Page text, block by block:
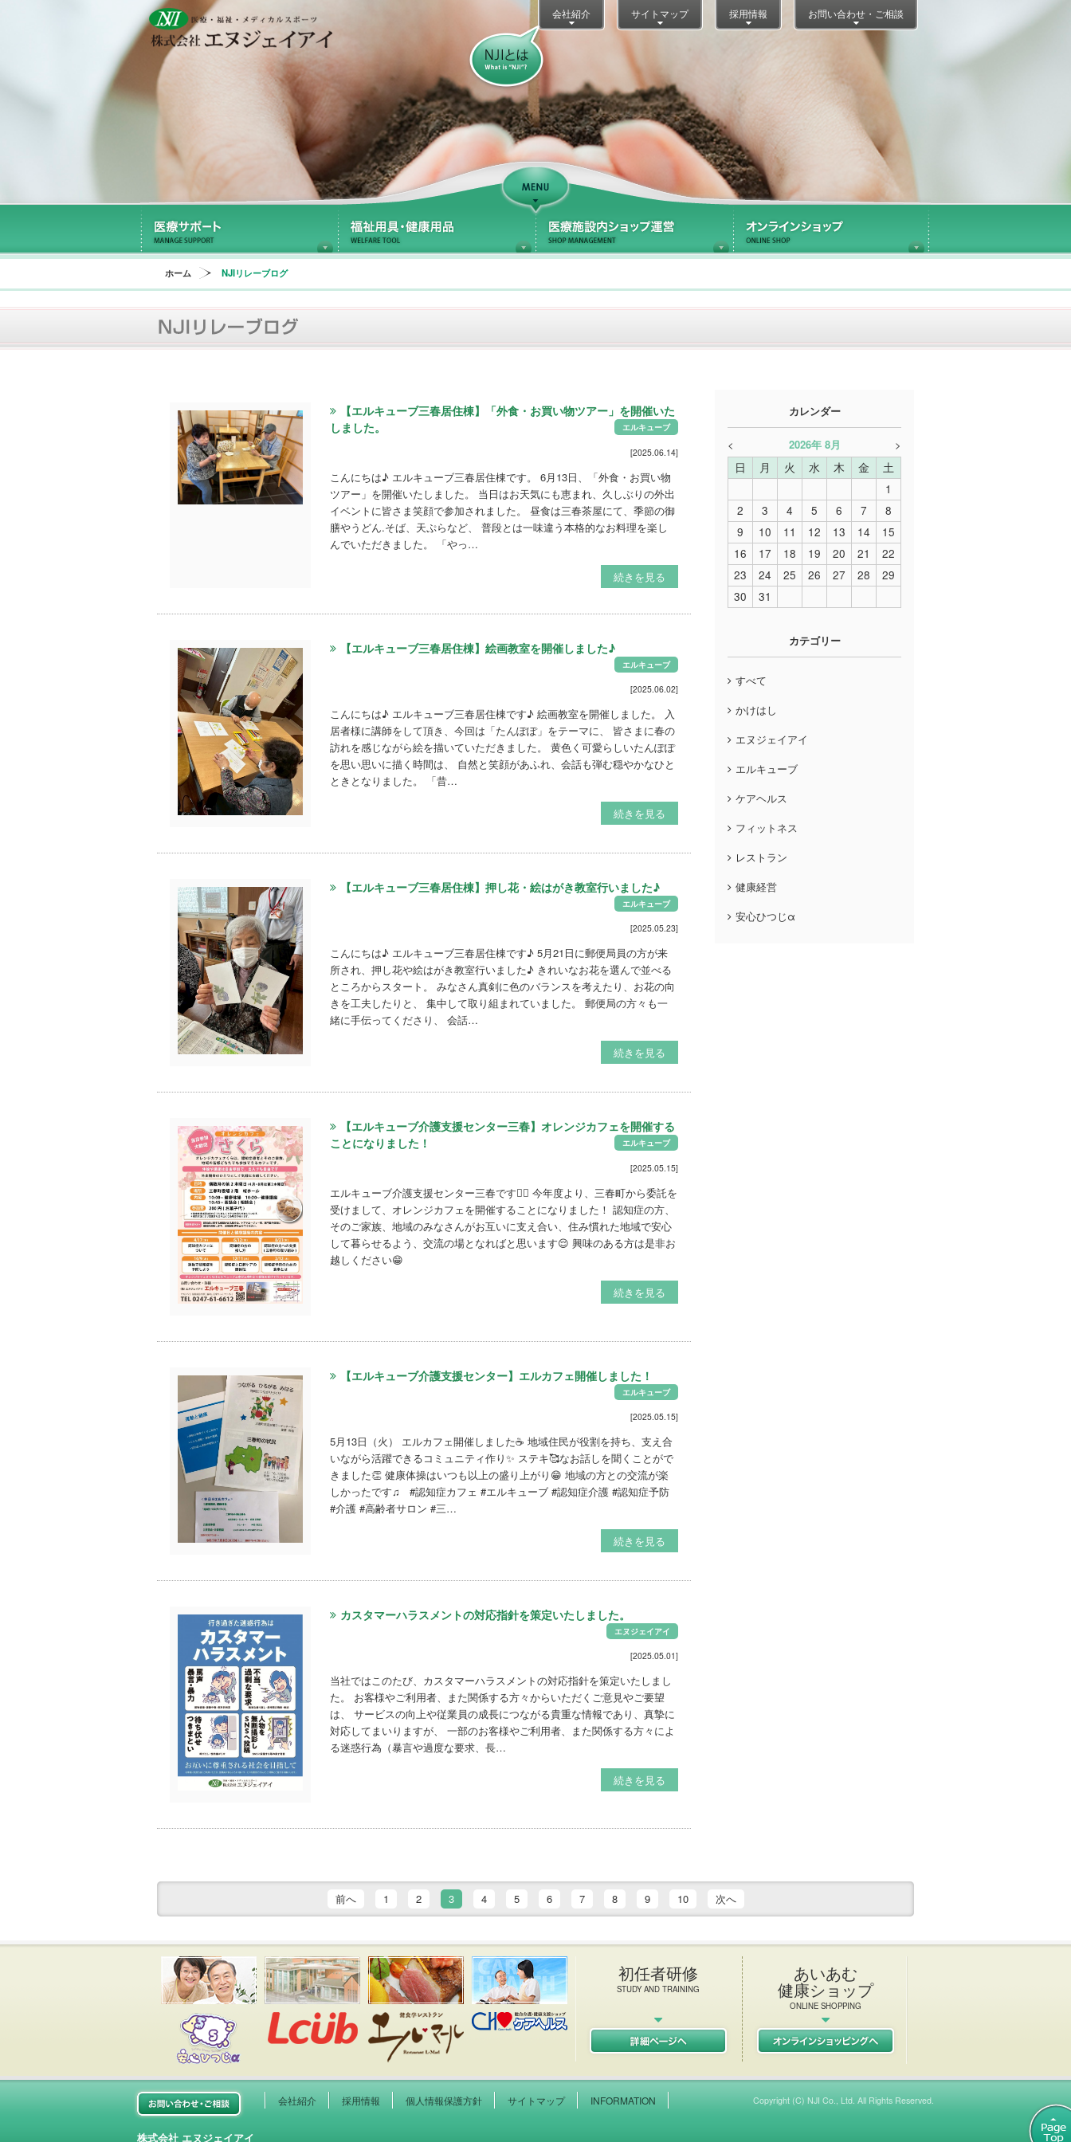
NJIとは？
会社紹介 サイトマップ 採用情報 お問い合わせ・ご相談
Support
医療サポート 福祉用具・健康用品 医療施設内ショップ運営
ホーム NJIリレーブログ
NJIリレーブログ
【エルキューブ三春居住棟】「外食・お買い物ツアー」を開催いた
しました。
エルキューブ
[2025.06.14]
こんにちは♪ エルキューブ三春居住棟です。 6月13日、「外食・お買い物
ツアー」を開催いたしました。 当日はお天気にも恵まれ、久しぶりの外出
イベントに皆さま笑顔で参加されました。 昼食は三春茶屋にて、季節の御
膳やうどん.そば、天ぷらなど、 普段とは一味違う本格的なお料理を楽し
んでいただきました。 「やっ…
続きを見る
【エルキューブ三春居住棟】絵画教室を開催しました♪
エルキューブ
[2025.06.02]
こんにちは♪ エルキューブ三春居住棟です♪ 絵画教室を開催しました。 入
居者様に講師をして頂き、今回は「たんぽぽ」をテーマに、 皆さまに春の
訪れを感じながら絵を描いていただきました。 黄色く可愛らしいたんぽぽ
を思い思いに描く時間は、 自然と笑顔があふれ、会話も弾む穏やかなひと
ときとなりました。 「昔…
続きを見る
【エルキューブ三春居住棟】押し花・絵はがき教室行いました♪
エルキューブ
[2025.05.23]
こんにちは♪ エルキューブ三春居住棟です♪ 5月21日に郵便局員の方が来
所され、押し花や絵はがき教室行いました♪ きれいなお花を選んで並べる
ところからスタート。 みなさん真剣に色のバランスを考えたり、お花の向
きを工夫したりと、 集中して取り組まれていました。 郵便局の方々も一
緒に手伝ってくださり、 会話…
続きを見る
【エルキューブ介護支援センター三春】オレンジカフェを開催する
ことになりました！
エルキューブ
[2025.05.15]
エルキューブ介護支援センター三春です🙋‍♀️ 今年度より、三春町から委託を
受けまして、オレンジカフェを開催することになりました！ 認知症の方、
そのご家族、地域のみなさんがお互いに支え合い、住み慣れた地域で安心
して暮らせるよう、交流の場となればと思います😌 興味のある方は是非お
越しください😁
続きを見る
【エルキューブ介護支援センター】エルカフェ開催しました！
エルキューブ
[2025.05.15]
5月13日（火） エルカフェ開催しました☕️ 地域住民が役割を持ち、支え合
いながら活躍できるコミュニティ作り✨ ステキ🥰なお話しを聞くことがで
きました👏 健康体操はいつも以上の盛り上がり😁 地域の方との交流が楽
しかったです♫ #認知症カフェ #エルキューブ #認知症介護 #認知症予防
#介護 #高齢者サロン #三…
続きを見る
カスタマーハラスメントの対応指針を策定いたしました。
エヌジェイアイ
[2025.05.01]
当社ではこのたび、カスタマーハラスメントの対応指針を策定いたしまし
た。 お客様やご利用者、また関係する方々からいただくご意見やご要望
は、 サービスの向上や従業員の成長につながる貴重な情報であり、真摯に
対応してまいりますが、 一部のお客様やご利用者、また関係する方々によ
る迷惑行為（暴言や過度な要求、長…
続きを見る
カレンダー
< >
2026年 8月
日 月 火 水 木 金
土
1
2
3 4 5 6 7
8
9
10 11 12 13 14
15
16
17 18 19 20 21
22
23
24 25 26 27 28
29
30
31
カテゴリー
すべて
かけはし
エヌジェイアイ
エルキューブ
ケアヘルス
フィットネス
レストラン
健康経営
安心ひつじα
前へ 1 2 3 4 5 6 7 8 9 10 次へ
安心ひつじ 健院 エルキューブ L-CUBイタリアン＆フレンチレストラン エルマール L-MARL Italian & French restaurant
初任者研修
STUDY AND TRAINING
初任者研修
あいあむ
健康ショップ
ONLINE SHOPPING
あいあむ健康ショップ
お問い合わせご相談
会社紹介 採用情報 個人情報保護方針 サイトマップ INFORMATION Copyright (C) NJI Co., Ltd. All Rights Reserved.
株式会社 エヌジェイアイ